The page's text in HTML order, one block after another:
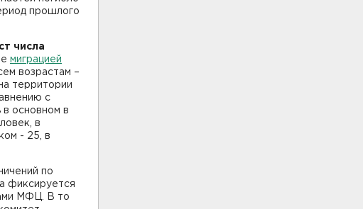
прошлого
числа
миграцией
возрастам –
территории
с
основном в
в
- 25, в
по
фиксируется
МФЦ. В то